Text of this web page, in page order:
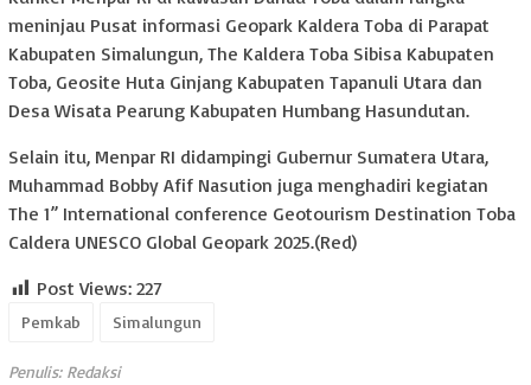
meninjau Pusat informasi Geopark Kaldera Toba di Parapat
Kabupaten Simalungun, The Kaldera Toba Sibisa Kabupaten
Toba, Geosite Huta Ginjang Kabupaten Tapanuli Utara dan
Desa Wisata Pearung Kabupaten Humbang Hasundutan.
Selain itu, Menpar RI didampingi Gubernur Sumatera Utara,
Muhammad Bobby Afif Nasution juga menghadiri kegiatan
The 1” International conference Geotourism Destination Toba
Caldera UNESCO Global Geopark 2025.(Red)
Post Views: 227
Pemkab Simalungun
Penulis: Redaksi